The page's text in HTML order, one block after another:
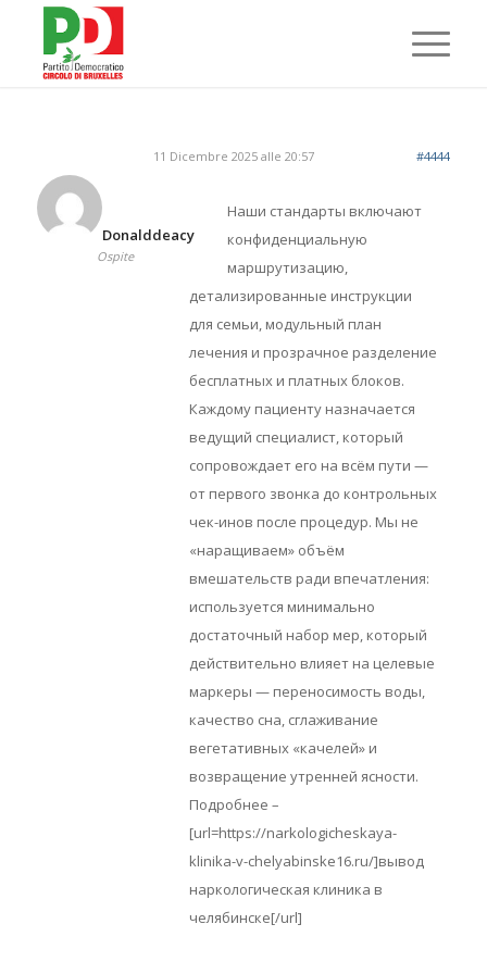
11 Dicembre 2025 alle 20:57 #4444
Donalddeacy
Ospite
Наши стандарты включают
конфиденциальную
маршрутизацию,
детализированные инструкции
для семьи, модульный план
лечения и прозрачное разделение
бесплатных и платных блоков.
Каждому пациенту назначается
ведущий специалист, который
сопровождает его на всём пути —
от первого звонка до контрольных
чек-инов после процедур. Мы не
«наращиваем» объём
вмешательств ради впечатления:
используется минимально
достаточный набор мер, который
действительно влияет на целевые
маркеры — переносимость воды,
качество сна, сглаживание
вегетативных «качелей» и
возвращение утренней ясности.
Подробнее –
[url=https://narkologicheskaya-
klinika-v-chelyabinske16.ru/]вывод
наркологическая клиника в
челябинске[/url]